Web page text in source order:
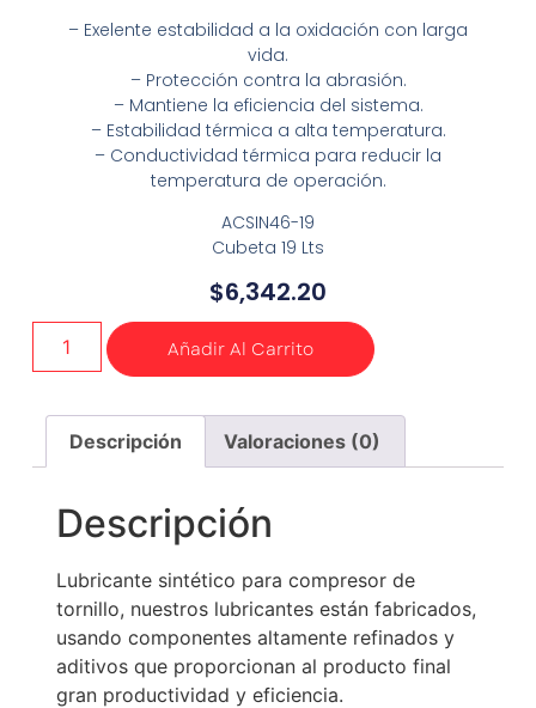
– Exelente estabilidad a la oxidación con larga
vida.
– Protección contra la abrasión.
– Mantiene la eficiencia del sistema.
– Estabilidad térmica a alta temperatura.
– Conductividad térmica para reducir la
temperatura de operación.
ACSIN46-19
Cubeta 19 Lts
$6,342.20
Añadir Al Carrito
Descripción Valoraciones (0)
Descripción
Lubricante sintético para compresor de
tornillo, nuestros lubricantes están fabricados,
usando componentes altamente refinados y
aditivos que proporcionan al producto final
gran productividad y eficiencia.